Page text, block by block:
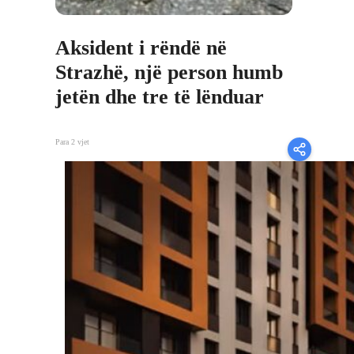
Aksident i rëndë në
Strazhë, një person humb
jetën dhe tre të lënduar
Para 2 vjet